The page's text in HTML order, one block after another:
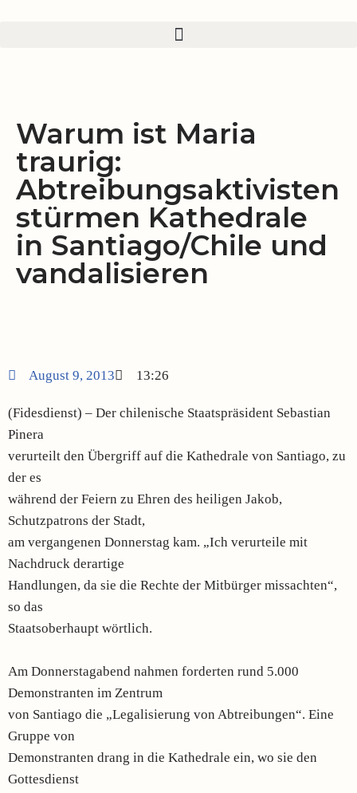
Warum ist Maria
traurig:
Abtreibungsaktivisten
stürmen Kathedrale
in Santiago/Chile und
vandalisieren
August 9, 2013 13:26
(Fidesdienst) – Der chilenische Staatspräsident Sebastian
Pinera
verurteilt den Übergriff auf die Kathedrale von Santiago, zu
der es
während der Feiern zu Ehren des heiligen Jakob,
Schutzpatrons der Stadt,
am vergangenen Donnerstag kam. „Ich verurteile mit
Nachdruck derartige
Handlungen, da sie die Rechte der Mitbürger missachten“,
so das
Staatsoberhaupt wörtlich.
Am Donnerstagabend nahmen forderten rund 5.000
Demonstranten im Zentrum
von Santiago die „Legalisierung von Abtreibungen“. Eine
Gruppe von
Demonstranten drang in die Kathedrale ein, wo sie den
Gottesdienst